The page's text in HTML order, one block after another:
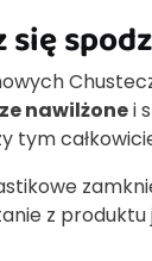
nawilżonei
tym
z